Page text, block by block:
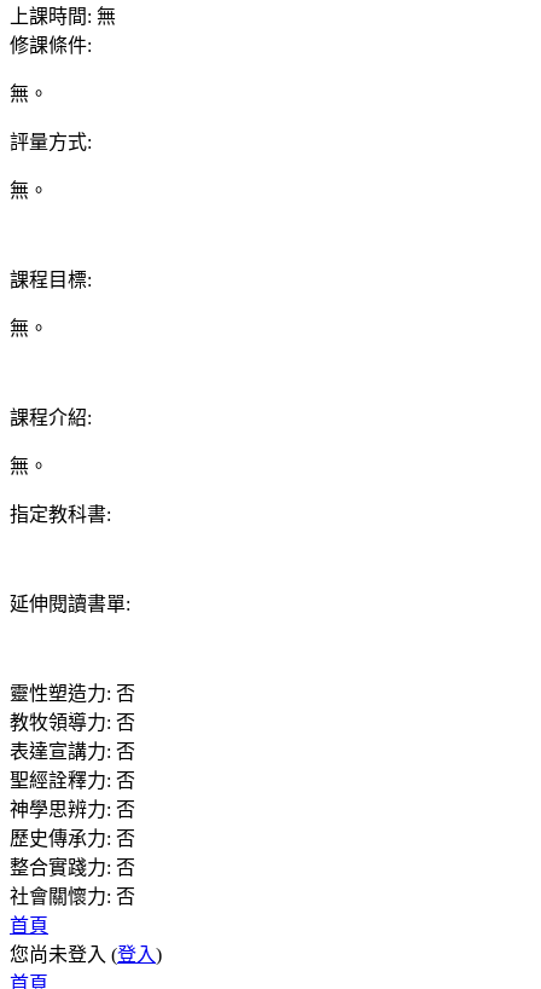
上課時間: 無
修課條件:
無。
評量方式:
無。
課程目標:
無。
課程介紹:
無。
指定教科書:
延伸閱讀書單:
靈性塑造力: 否
教牧領導力: 否
表達宣講力: 否
聖經詮釋力: 否
神學思辨力: 否
歷史傳承力: 否
整合實踐力: 否
社會關懷力: 否
首頁
您尚未登入 (登入)
首頁